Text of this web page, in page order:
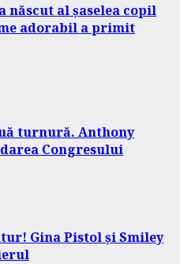
născut al șaselea copil
adorabil a primit
turnură. Anthony
Congresului
Gina Pistol și Smiley